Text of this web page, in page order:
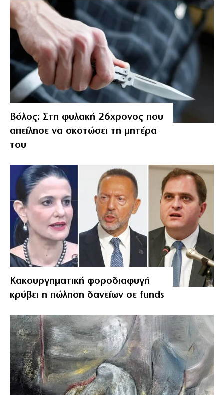
Βόλος: Στη φυλακή 26χρονος που
απείλησε να σκοτώσει τη μητέρα
του
Κακουργηματική φοροδιαφυγή
κρύβει η πώληση δανείων σε funds